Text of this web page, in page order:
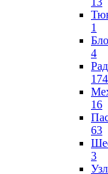
1
4
174
16
63
3